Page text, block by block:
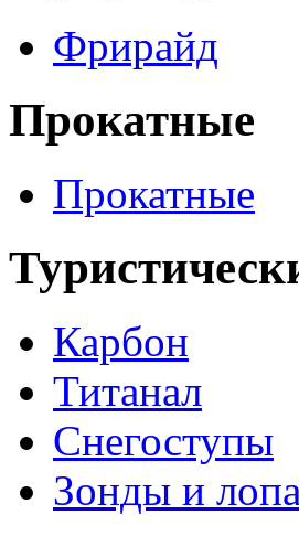
Фрирайд
Прокатные
Прокатные
Карбон
Титанал
Снегоступы
Зонды и